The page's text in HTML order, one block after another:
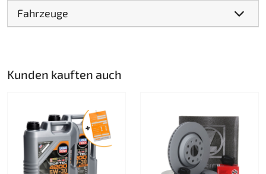
Fahrzeuge
Kunden kauften auch